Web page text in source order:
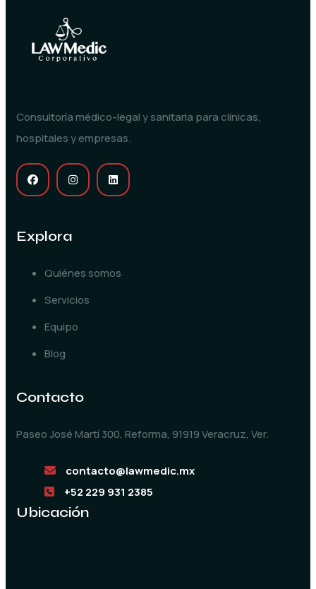
Consultoría médico-legal y sanitaria para clínicas,
hospitales y empresas.
Explora
Quiénes somos
Servicios
Equipo
Blog
Contacto
Paseo José Martí 300, Reforma, 91919 Veracruz, Ver.
contacto@lawmedic.mx
+52 229 931 2385
Ubicación